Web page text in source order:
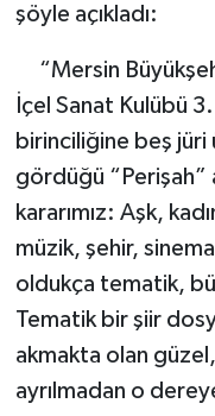
şöyle açıkladı:
“Mersin
İçel Sanat Kulübü
birinciliğine beş jüri
gördüğü “Perişah”
kararımız: Aşk,
müzik, şehir, sinema
oldukça tematik,
Tematik bir şiir
akmakta olan
ayrılmadan o